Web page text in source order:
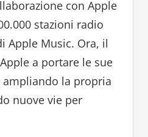
con Apple
stazioni radio
Apple Music. Ora, il
a portare le sue
ampliando la propria
nuove vie per